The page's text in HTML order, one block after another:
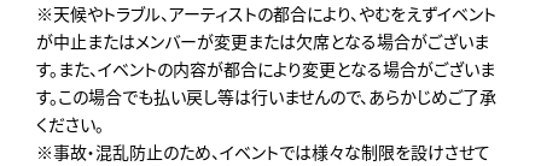
※天候やトラブル、アーティストの都合により、やむをえずイベント
が中止またはメンバーが変更または欠席となる場合がございま
す。また、イベントの内容が都合により変更となる場合がございま
す。この場合でも払い戻し等は行いませんので、あらかじめご了承
ください。
※事故・混乱防止のため、イベントでは様々な制限を設けさせて